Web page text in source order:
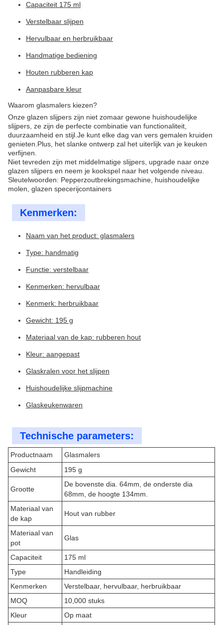
Capaciteit 175 ml
Verstelbaar slijpen
Hervulbaar en herbruikbaar
Handmatige bediening
Houten rubberen kap
Aanpasbare kleur
Waarom glasmalers kiezen?
Onze glazen slijpers zijn niet zomaar gewone huishoudelijke
slijpers, ze zijn de perfecte combinatie van functionaliteit,
duurzaamheid en stijl.Je kunt elke dag van vers gemalen kruiden
genieten.Plus, het slanke ontwerp zal het uiterlijk van je keuken
verfijnen.
Niet tevreden zijn met middelmatige slijpers, upgrade naar onze
glazen slijpers en neem je kookspel naar het volgende niveau.
Sleutelwoorden: Pepperzoutbrekingsmachine, huishoudelijke
molen, glazen specerijcontainers
Kenmerken:
Naam van het product: glasmalers
Type: handmatig
Functie: verstelbaar
Kenmerken: hervulbaar
Kenmerk: herbruikbaar
Gewicht: 195 g
Materiaal van de kap: rubberen hout
Kleur: aangepast
Glaskralen voor het slijpen
Huishoudelijke slijpmachine
Glaskeukenwaren
Technische parameters:
Productnaam
Glasmalers
Gewicht
195 g
Grootte
De bovenste dia. 64mm, de onderste dia
68mm, de hoogte 134mm.
Materiaal van
de kap
Hout van rubber
Materiaal van
pot
Glas
Capaciteit
175 ml
Type
Handleiding
Kenmerken
Verstelbaar, hervulbaar, herbruikbaar
MOQ
10,000 stuks
Kleur
Op maat